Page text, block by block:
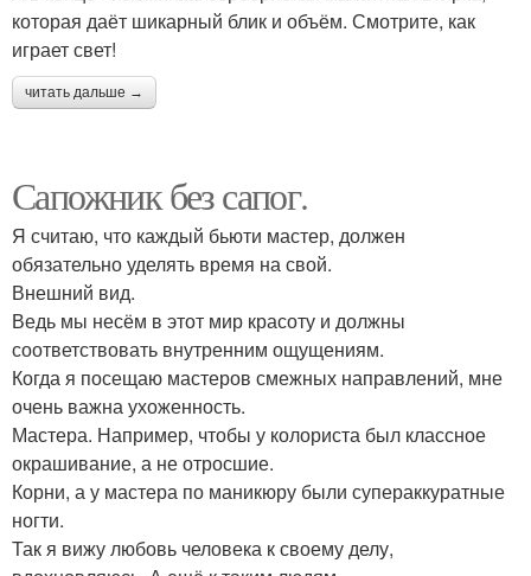
которая даёт шикарный блик и объём. Смотрите, как
играет свет!
читать дальше →
Сапожник без сапог.
Я считаю, что каждый бьюти мастер, должен
обязательно уделять время на свой.
Внешний вид.
Ведь мы несём в этот мир красоту и должны
соответствовать внутренним ощущениям.
Когда я посещаю мастеров смежных направлений, мне
очень важна ухоженность.
Мастера. Например, чтобы у колориста был классное
окрашивание, а не отросшие.
Корни, а у мастера по маникюру были супераккуратные
ногти.
Так я вижу любовь человека к своему делу,